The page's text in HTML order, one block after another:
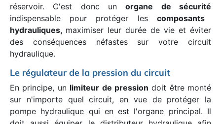
réservoir. C'est donc unorgane de sécurité
indispensable pour protéger les composants
hydrauliques, maximiser leur durée de vie et éviter
des conséquences néfastes sur votre circuit
hydraulique.
Le régulateur de la pression du circuit
En principe, un limiteur de pression doit être monté
sur n'importe quel circuit, en vue de protéger la
pompe hydraulique qui en est l'organe principal. Il